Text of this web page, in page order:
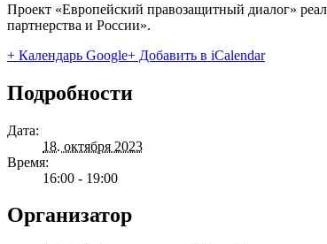
Проект «Европейский правозащитный диалог»
партнерства и России».
+ Календарь Google+ Добавить в iCalendar
Подробности
Дата:
18. октября 2023
Время:
16:00 - 19:00
Организатор